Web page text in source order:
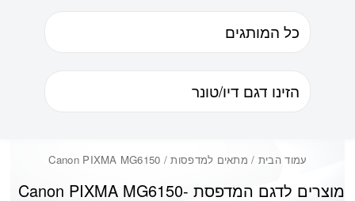
עמוד הבית / מתאים למדפסות / Canon PIXMA MG6150
Canon PIXMA MG6150מוצרים לדגם המדפסת -